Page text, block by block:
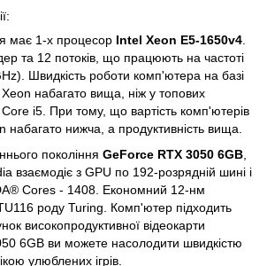
має 1-х процесор Intel Xeon E5-1650v4.
та 12 потоків, що працюють на частоті
Швидкість роботи комп'ютера на базі
набагато вища, ніж у топових
i5. При тому, що вартість комп'ютерів
набагато нижча, а продуктивність вища.
покоління GeForce RTX 3050 6GB
взаємодіє з GPU по 192-розрядній шині і
Cores - 1408. Економний 12-нм
роду Turing. Комп'ютер підходить
високопродуктивної відеокарти
6GB ви можете насолодити швидкістю
улюблених ігрів.